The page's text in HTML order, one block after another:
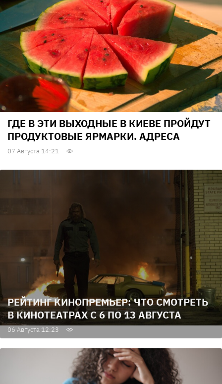
ГДЕ В ЭТИ ВЫХОДНЫЕ В КИЕВЕ ПРОЙДУТ
ПРОДУКТОВЫЕ ЯРМАРКИ. АДРЕСА
07 Августа 14:21
РЕЙТИНГ КИНОПРЕМЬЕР: ЧТО СМОТРЕТЬ
В КИНОТЕАТРАХ С 6 ПО 13 АВГУСТА
06 Августа 12:23